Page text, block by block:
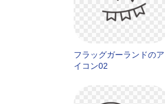
フラッグガーランドのア
イコン02